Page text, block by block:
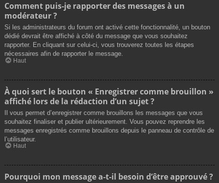
Comment puis-je rapporter des messages à un
modérateur ?
Si les administrateurs du forum ont activé cette fonctionnalité, un bouton
dédié devrait être affiché à côté du message que vous souhaitez
rapporter. En cliquant sur celui-ci, vous trouverez toutes les étapes
nécessaires afin de rapporter le message.
Haut
À quoi sert le bouton « Enregistrer comme brouillon »
affiché lors de la rédaction d’un sujet ?
Il vous permet d’enregistrer comme brouillons les messages que vous
souhaitez finaliser et publier ultérieurement. Vous pouvez reprendre les
messages enregistrés comme brouillons depuis le panneau de contrôle de
l’utilisateur.
Haut
Pourquoi mon message a-t-il besoin d’être approuvé ?